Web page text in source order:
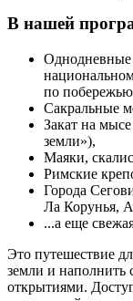
В нашей
по побережью
Сакральные
Закат на
земли»),
Маяки,
Римские
Города
Ла Корунья,
...а еще
Это путешествие
земли и
открытиями.